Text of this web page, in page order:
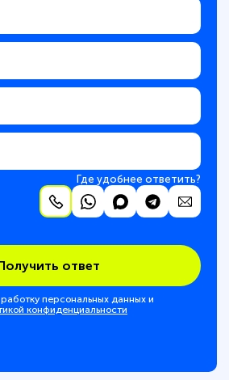
Где удобнее ответить?
ответ
персональных данных и
конфиденциальности